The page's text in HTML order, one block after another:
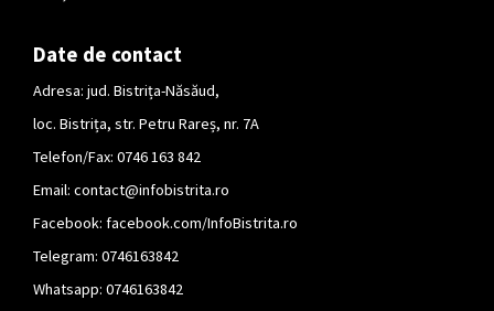
Date de contact
Adresa: jud. Bistrița-Năsăud,
loc. Bistrița, str. Petru Rareș, nr. 7A
Telefon/Fax: 0746 163 842
Email: contact@infobistrita.ro
Facebook: facebook.com/InfoBistrita.ro
Telegram: 0746163842
Whatsapp: 0746163842